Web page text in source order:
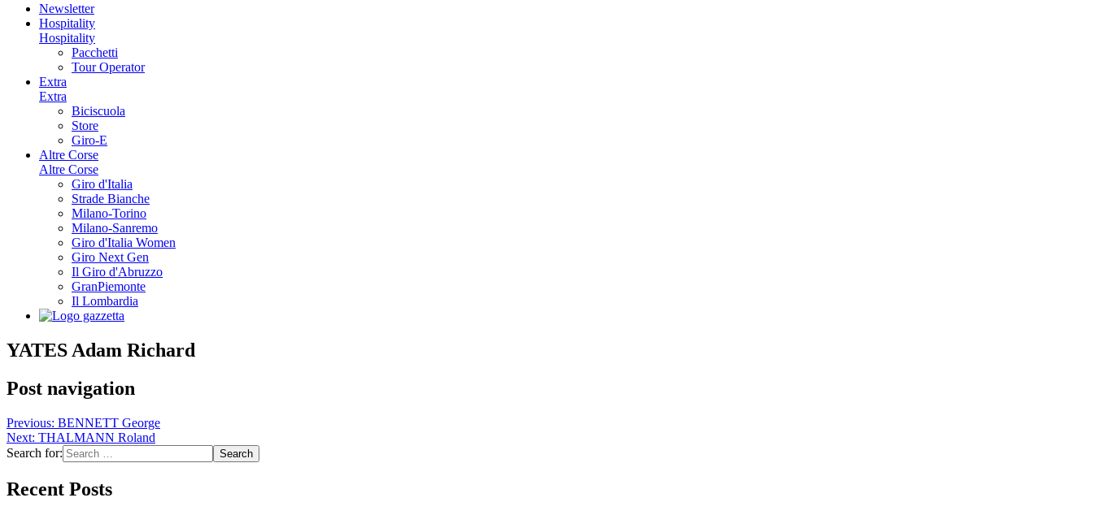
Newsletter
Hospitality
Hospitality
Pacchetti
Tour Operator
Extra
Extra
Biciscuola
Store
Giro-E
Altre Corse
Altre Corse
Giro d'Italia
Strade Bianche
Milano-Torino
Milano-Sanremo
Giro d'Italia Women
Giro Next Gen
Il Giro d'Abruzzo
GranPiemonte
Il Lombardia
YATES Adam Richard
Post navigation
Previous: BENNETT George
Next: THALMANN Roland
Search for:
Recent Posts